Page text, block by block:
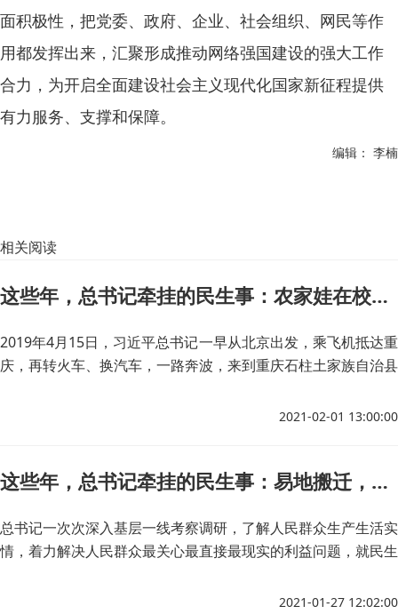
面积极性，把党委、政府、企业、社会组织、网民等作
用都发挥出来，汇聚形成推动网络强国建设的强大工作
合力，为开启全面建设社会主义现代化国家新征程提供
有力服务、支撑和保障。
编辑： 李楠
相关阅读
这些年，总书记牵挂的民生事：农家娃在校午餐有营养更丰富
2019年4月15日，习近平总书记一早从北京出发，乘飞机抵达重
庆，再转火车、换汽车，一路奔波，来到重庆石柱土家族自治县
2021-02-01 13:00:00
这些年，总书记牵挂的民生事：易地搬迁，稳得住能致富
总书记一次次深入基层一线考察调研，了解人民群众生产生活实
情，着力解决人民群众最关心最直接最现实的利益问题，就民生
2021-01-27 12:02:00